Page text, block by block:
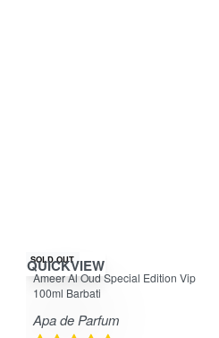
SOLD OUT
QUICKVIEW
Evaluat la5.00din 5
Ameer Al Oud Special Edition Vip
100ml Barbati
Apa de Parfum